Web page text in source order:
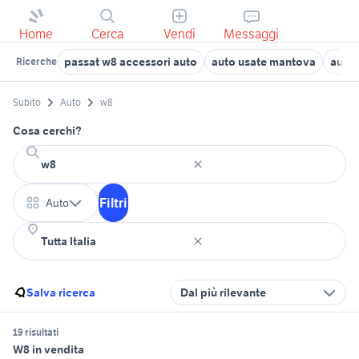
Home Cerca Vendi Messaggi
Ricerche passat w8 accessori auto auto usate mantova auto
Subito Auto w8
Cosa cerchi?
Auto Filtri
Salva ricerca Dal più rilevante
19 risultati
W8 in vendita